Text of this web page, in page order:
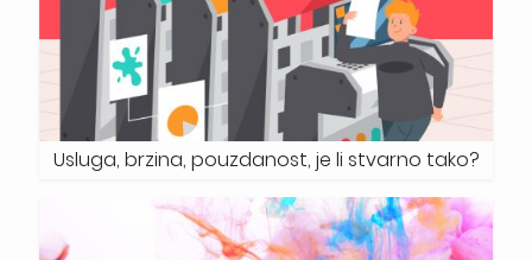
Usluga, brzina, pouzdanost, je li stvarno tako?